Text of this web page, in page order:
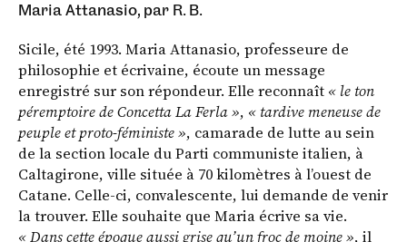
Maria Attanasio, par R. B.
Sicile, été 1993. Maria Attanasio, professeure de
philosophie et écrivaine, écoute un message
enregistré sur son répondeur. Elle reconnaît « le ton
péremptoire de Concetta La Ferla », « tardive meneuse de
peuple et proto-féministe », camarade de lutte au sein
de la section locale du Parti communiste italien, à
Caltagirone, ville située à 70 kilomètres à l’ouest de
Catane. Celle-ci, convalescente, lui demande de venir
la trouver. Elle souhaite que Maria écrive sa vie.
« Dans cette époque aussi grise qu’un froc de moine », il